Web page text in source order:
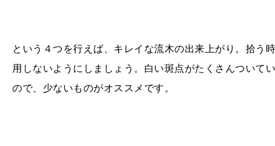
という４つを行えば、キレイな流木の出来上がり。拾う
用しないようにしましょう。白い斑点がたくさんついて
ので、少ないものがオススメです。